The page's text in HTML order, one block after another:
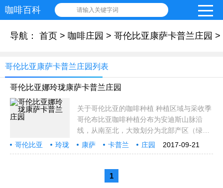
咖啡百科 请输入关键字词
导航： 首页 > 咖啡庄园 > 哥伦比亚康萨卡普兰庄园 >
哥伦比亚康萨卡普兰庄园列表
哥伦比亚娜玲珑康萨卡普兰庄园
关于哥伦比亚的咖啡种植 种植区域与采收季
哥伦布比亚咖啡种植分布为安迪斯山脉沿
线，从南至北，大致划分为北部产区（绿
色），中部产区（橘色，紫色）与南部产区
（黄色），其中橘色紫色区域有主次两个产
【按照区域不同
2017-09-21
哥伦比亚 玲珑 康萨 卡普兰
庄园
关于
咖啡 种
1